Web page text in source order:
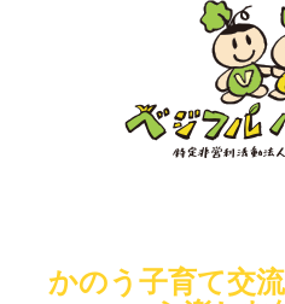
かのう子育て交